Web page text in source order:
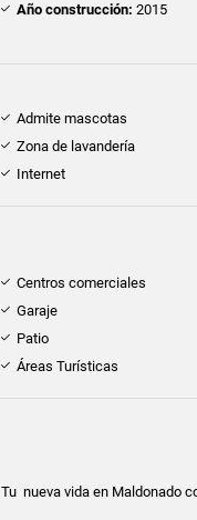
Año construcción: 2015
Admite mascotas
Zona de lavandería
Internet
Centros comerciales
Garaje
Patio
Áreas Turísticas
Tu nueva vida en Maldonado